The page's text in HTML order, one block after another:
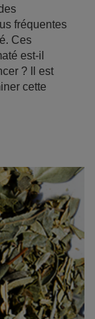
fréquentes
Ces
est-il
? Il est
cette